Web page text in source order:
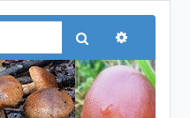
Rechercher